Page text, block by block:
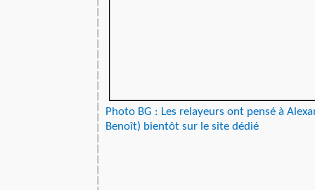
Photo BG : Les relayeurs ont pensé à
Benoît) bientôt sur le site dédié